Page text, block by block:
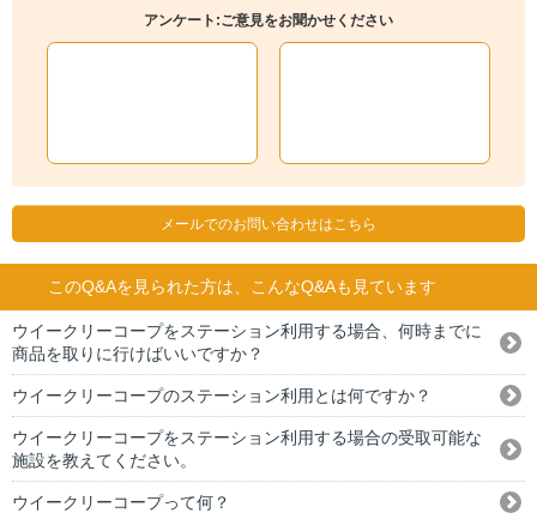
アンケート:ご意見をお聞かせください
メールでのお問い合わせはこちら
このQ&Aを見られた方は、こんなQ&Aも見ています
ウイークリーコープをステーション利用する場合、何時までに
商品を取りに行けばいいですか？
ウイークリーコープのステーション利用とは何ですか？
ウイークリーコープをステーション利用する場合の受取可能な
施設を教えてください。
ウイークリーコープって何？